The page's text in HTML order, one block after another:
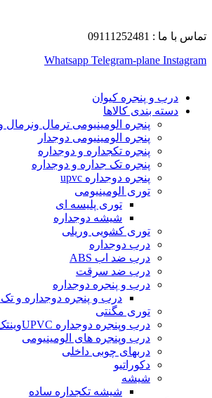
تماس با ما : 09111252481
Whatsapp Telegram-plane Instagram
درب و پنجره کیوان
دسته بندی کالاها
پنجره الومینیومی ترمال
پنجره الومینیومی دوجدار
پنجره تکجداره و دوجداره
پنجره تک جداره و دوجداره
پنجره دوجداره upvc
توری الومینیومی
توری پلیسه ای
شیشه دوجداره
توری کشویی وریلی
درب دوجداره
درب ضد اب ABS
درب ضد سرقت
درب و پنجره دوجداره
درب و پنجره دوجداره و تک
توری مگنتی
درب وپنجره دوجداره UPVCوینتک
درب وپنجره های الومینیومی
دربهای چوبی داخلی
دکوراتیو
شیشه
شیشه تکجداره ساده